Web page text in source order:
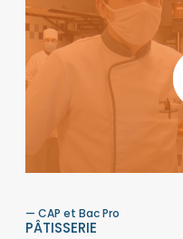
— CAP et Bac Pro
PÂTISSERIE